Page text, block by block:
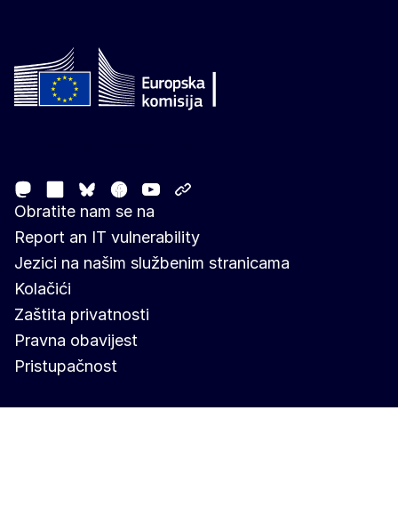
MastodonLinkedIn
Bluesky
Facebook
Youtube
Obratite nam se na
Report an IT vulnerability
Jezici na našim službenim stranicama
Kolačići
Zaštita privatnosti
Pravna obavijest
Pristupačnost